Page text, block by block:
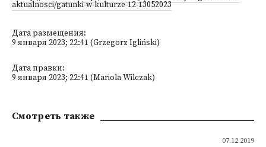
aktualnosci/gatunki-w-kulturze-12-13052023
Дата размещения:
9 января 2023; 22:41 (Grzegorz Igliński)
Дата правки:
9 января 2023; 22:41 (Mariola Wilczak)
Смотреть также
07.12.2019